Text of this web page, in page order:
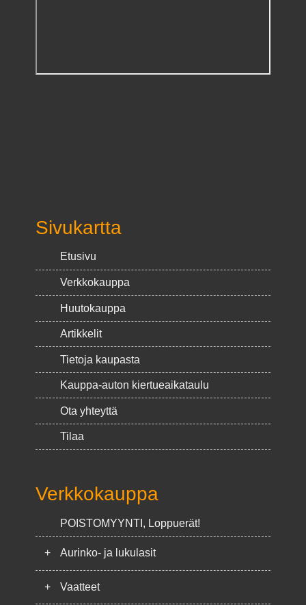
Sivukartta
Etusivu
Verkkokauppa
Huutokauppa
Artikkelit
Tietoja kaupasta
Kauppa-auton kiertueaikataulu
Ota yhteyttä
Tilaa
Verkkokauppa
POISTOMYYNTI, Loppuerät!
+ Aurinko- ja lukulasit
+ Vaatteet